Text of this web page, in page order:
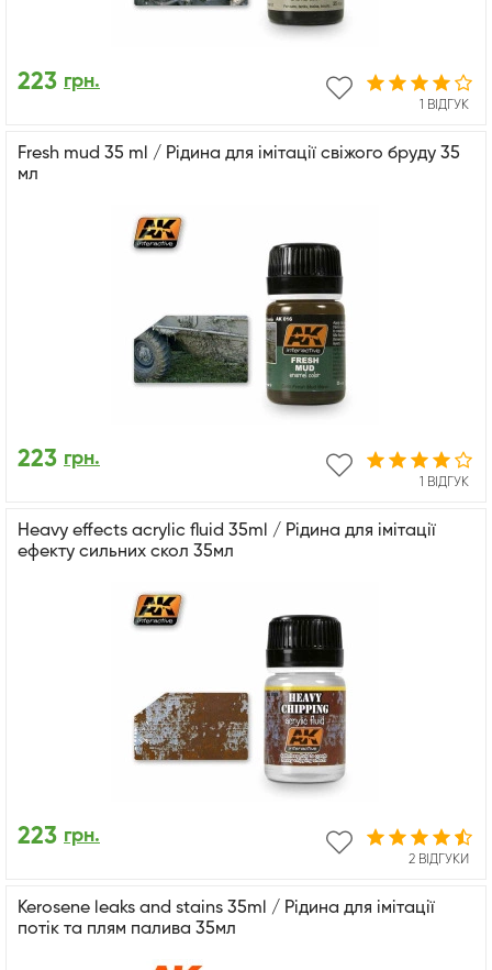
1 ВІДГУК
223 грн.
Fresh mud 35 ml / Рідина для імітації свіжого бруду 35
мл
1 ВІДГУК
223 грн.
Heavy effects acrylic fluid 35ml / Рідина для імітації
ефекту сильних скол 35мл
2 ВІДГУКИ
223 грн.
Kerosene leaks and stains 35ml / Рідина для імітації
потік та плям палива 35мл